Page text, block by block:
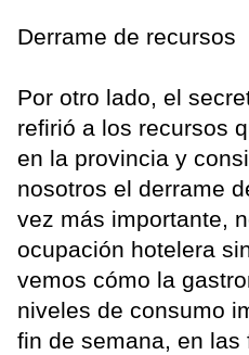
Derrame de recursos
Por otro lado, el
refirió a los recursos
en la provincia y
nosotros el derrame
vez más importante,
ocupación hotelera
vemos cómo la
niveles de consumo
fin de semana, en las